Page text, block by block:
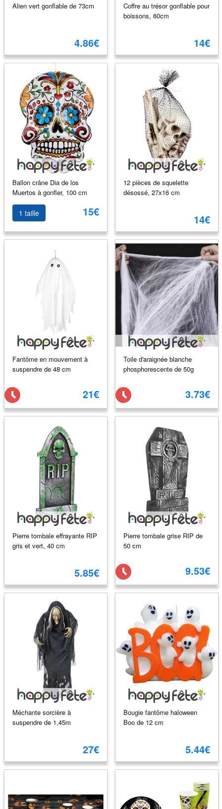
Alien vert gonflable de 73cm
4.86€
Coffre au trésor gonflable pour
boissons, 60cm
14€
Ballon crâne Dia de los
Muertos à gonfler, 100 cm
1 taille 15€
12 pièces de squelette
désossé, 27x16 cm
14€
Fantôme en mouvement à
suspendre de 48 cm
21€
Toile d'araignée blanche
phosphorescente de 50g
3.73€
Pierre tombale effrayante RIP
gris et vert, 40 cm
5.85€
Pierre tombale grise RIP de
50 cm
9.53€
Méchante sorcière à
suspendre de 1,45m
27€
Bougie fantôme haloween
Boo de 12 cm
5.44€